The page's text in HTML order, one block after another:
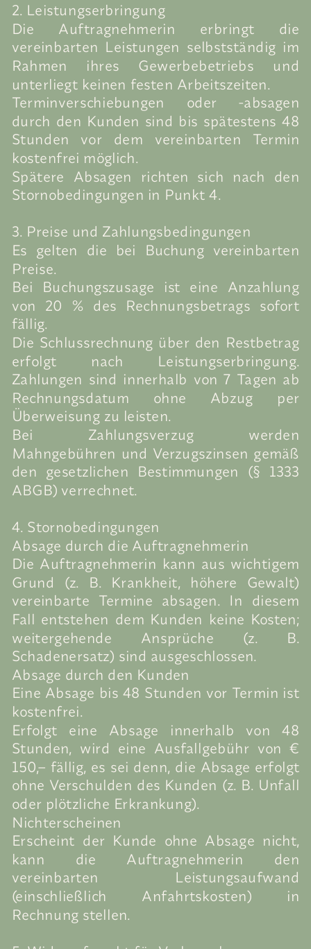
2. Leistungserbringung
Die Auftragnehmerin erbringt die
vereinbarten Leistungen selbstständig im
Rahmen ihres Gewerbebetriebs und
unterliegt keinen festen Arbeitszeiten.
Terminverschiebungen oder -absagen
durch den Kunden sind bis spätestens 48
Stunden vor dem vereinbarten Termin
kostenfrei möglich.
Spätere Absagen richten sich nach den
Stornobedingungen in Punkt 4.
3. Preise und Zahlungsbedingungen
Es gelten die bei Buchung vereinbarten
Preise.
Bei Buchungszusage ist eine Anzahlung
von 20 % des Rechnungsbetrags sofort
fällig.
Die Schlussrechnung über den Restbetrag
erfolgt nach Leistungserbringung.
Zahlungen sind innerhalb von 7 Tagen ab
Rechnungsdatum ohne Abzug per
Überweisung zu leisten.
Bei Zahlungsverzug werden
Mahngebühren und Verzugszinsen gemäß
den gesetzlichen Bestimmungen (§ 1333
ABGB) verrechnet.
4. Stornobedingungen
Absage durch die Auftragnehmerin
Die Auftragnehmerin kann aus wichtigem
Grund (z. B. Krankheit, höhere Gewalt)
vereinbarte Termine absagen. In diesem
Fall entstehen dem Kunden keine Kosten;
weitergehende Ansprüche (z. B.
Schadenersatz) sind ausgeschlossen.
Absage durch den Kunden
Eine Absage bis 48 Stunden vor Termin ist
kostenfrei.
Erfolgt eine Absage innerhalb von 48
Stunden, wird eine Ausfallgebühr von €
150,– fällig, es sei denn, die Absage erfolgt
ohne Verschulden des Kunden (z. B. Unfall
oder plötzliche Erkrankung).
Nichterscheinen
Erscheint der Kunde ohne Absage nicht,
kann die Auftragnehmerin den
vereinbarten Leistungsaufwand
(einschließlich Anfahrtskosten) in
Rechnung stellen.